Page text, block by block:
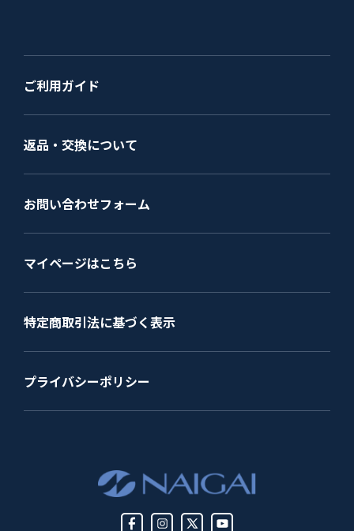
ご利用ガイド
返品・交換について
お問い合わせフォーム
マイページはこちら
特定商取引法に基づく表示
プライバシーポリシー